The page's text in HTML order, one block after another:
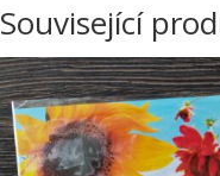
Související